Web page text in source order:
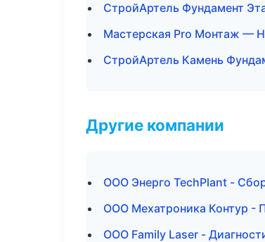
СтройАртель Фундамент
Мастерская Pro Монтаж —
СтройАртель Камень
Другие компании
ООО Энерго TechPlant -
ООО Мехатроника Контур -
ООО Family Laser -